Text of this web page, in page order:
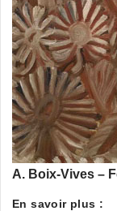
A. Boix-Vives –
En savoir plus :